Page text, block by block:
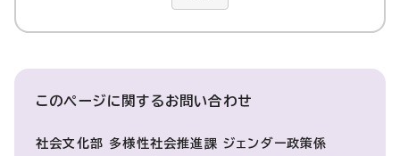
このページに関するお問い合わせ
社会文化部 多様性社会推進課 ジェンダー政策係